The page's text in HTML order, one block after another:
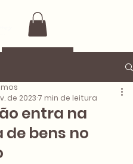
entra na
bens no
de 2023 7 min de leitura